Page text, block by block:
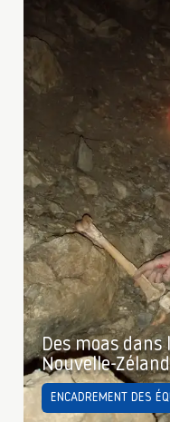
Des moas dans
Nouvelle-
ENCADREMENT DES